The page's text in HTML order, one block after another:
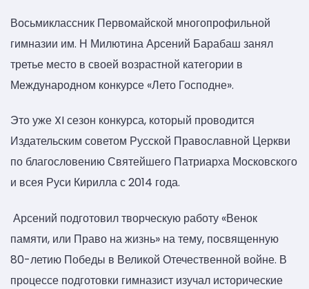
Восьмиклассник Первомайской многопрофильной
гимназии им. Н Милютина Арсений Барабаш занял
третье место в своей возрастной категории в
Международном конкурсе «Лето Господне».
Это уже XI сезон конкурса, который проводится
Издательским советом Русской Православной Церкви
по благословению Святейшего Патриарха Московского
и всея Руси Кирилла с 2014 года.
Арсений подготовил творческую работу «Венок
памяти, или Право на жизнь» на тему, посвященную
80-летию Победы в Великой Отечественной войне. В
процессе подготовки гимназист изучал исторические